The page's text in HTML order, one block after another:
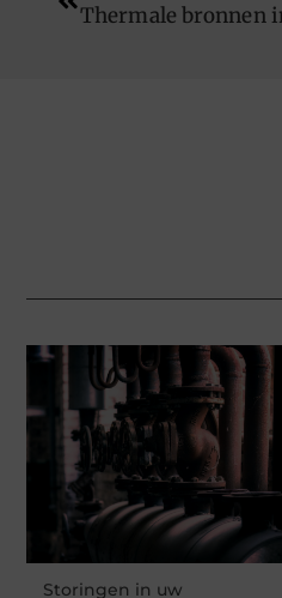
Thermale bronnen
Storingen in uw